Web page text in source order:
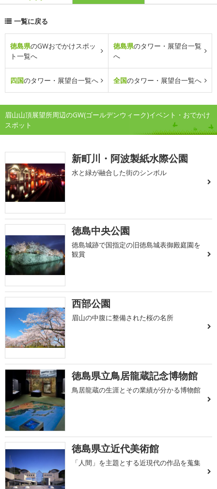
一覧に戻る
徳島県のGWおでかけスポッ
ト一覧へ
徳島県のタワー・展望台一覧
へ
四国のタワー・展望台一覧へ 全国のタワー・展望台一覧へ
眉山山頂展望所周辺のGW(ゴールデンウィーク)イベント・おでかけ
スポット
新町川・阿波製紙水際公園
水と緑が融合した街のシンボル
徳島中央公園
徳島城跡で国指定の旧徳島城表御殿庭園を
観賞
西部公園
眉山の中腹に整備された桜の名所
徳島県立鳥居龍蔵記念博物館
鳥居龍蔵の生涯とその業績が分かる博物館
徳島県立近代美術館
「人間」を主題とする近現代の作品を蒐集